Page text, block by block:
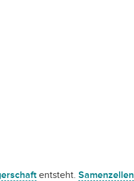
entsteht. Samenzellen